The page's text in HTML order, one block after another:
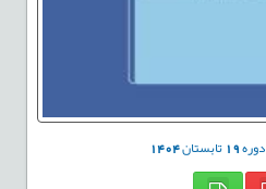
دوره19تابستان1404